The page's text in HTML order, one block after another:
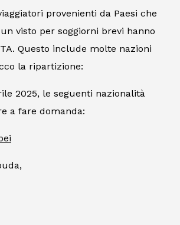
provenienti da Paesi che
visto per soggiorni brevi hanno
Questo include molte nazioni
la ripartizione:
2025, le seguenti nazionalità
a fare domanda: